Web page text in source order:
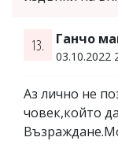
13. Ганчо
03.10.2022
Аз лично не
човек,който